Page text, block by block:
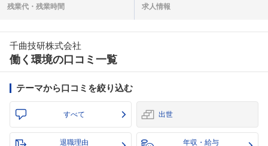
残業代・ 残業時間 求人情報
千曲技研株式会社
働く環境の口コミ一覧
テーマから口コミを絞り込む
すべて 出世
退職理由 年収・給与